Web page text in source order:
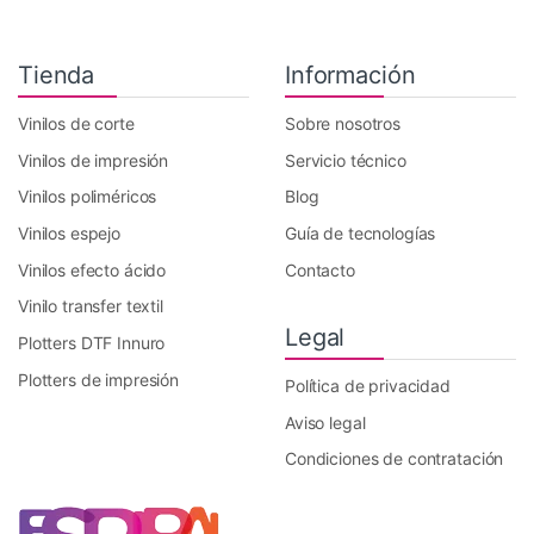
Tienda
Vinilos de corte
Vinilos de impresión
Vinilos poliméricos
Vinilos espejo
Vinilos efecto ácido
Vinilo transfer textil
Plotters DTF Innuro
Plotters de impresión
Información
Sobre nosotros
Servicio técnico
Blog
Guía de tecnologías
Contacto
Legal
Política de privacidad
Aviso legal
Condiciones de contratación